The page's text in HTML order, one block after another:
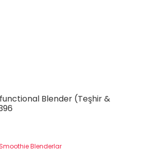
Blender (Teşhir &
Blenderlar